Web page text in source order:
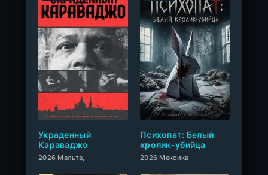
Украденный
Караваджо
2026 Мальта,
Психопат: Белый
кролик-убийца
2026 Мексика
0